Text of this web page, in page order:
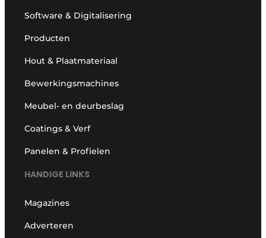
Software & Digitalisering
Producten
Hout & Plaatmateriaal
Bewerkingsmachines
Meubel- en deurbeslag
Coatings & Verf
Panelen & Profielen
HANDIGE LINKS
Magazines
Adverteren